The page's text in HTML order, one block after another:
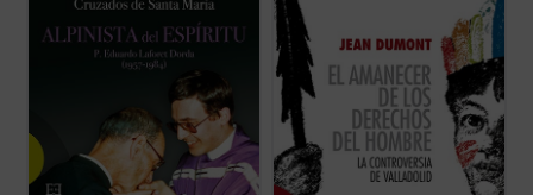
«Consumado en breve, llenó largos años»
(Sab 4, 13). En sólo veintisiete años dio
grandes pruebas del amor de Dios. Eso es
lo que nos transmiteAlpinista del espíritu
que no es una biografía ...(ver ficha)
para el mundo: por primera vez en la
historia, un emperador paraliza la
expansión de su imperio para suscitar un
debate: ¿es conforme a la justicia la
civilización y conversión de los indios del
Nuevo ...(ver ficha)